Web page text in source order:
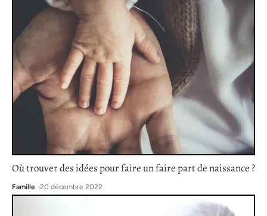
Où trouver des idées pour faire un faire part de naissance ?
Famille 20 décembre 2022